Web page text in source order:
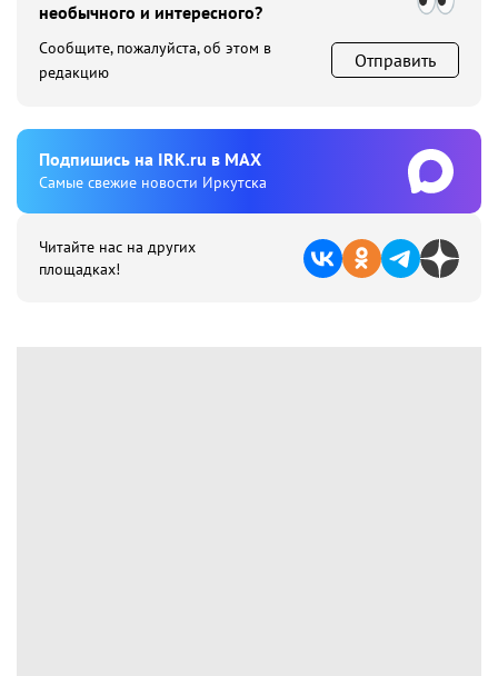
необычного и интересного?
Сообщите, пожалуйста, об этом в
редакцию
Отправить
Подпишиcь на IRK.ru в MAX
Cамые свежие новости Иркутска
Читайте нас на других
площадках!